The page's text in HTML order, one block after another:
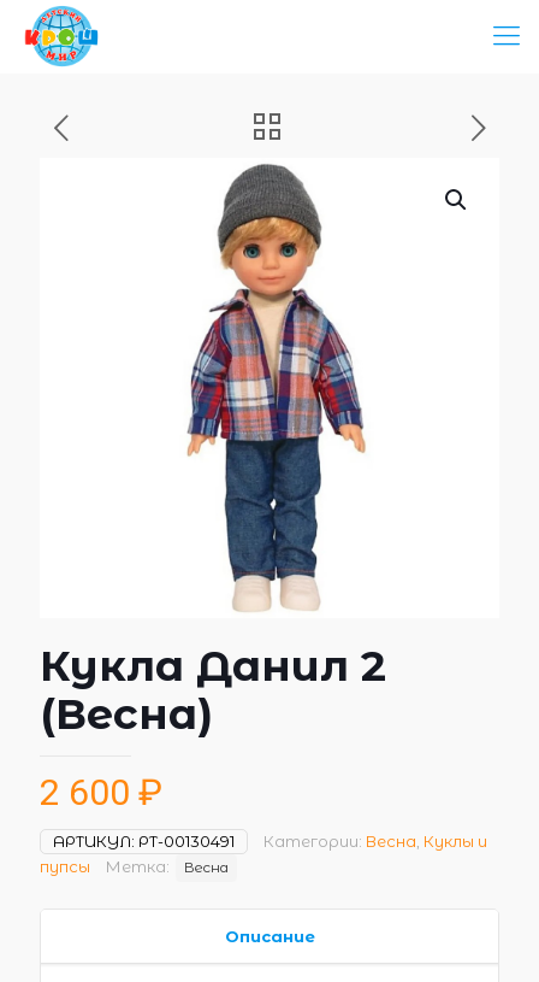
Кукла Данил 2
(Весна)
2 600 ₽
АРТИКУЛ: РТ-00130491 Категории: Весна Куклы и
пупсы
Метка: Весна
Описание